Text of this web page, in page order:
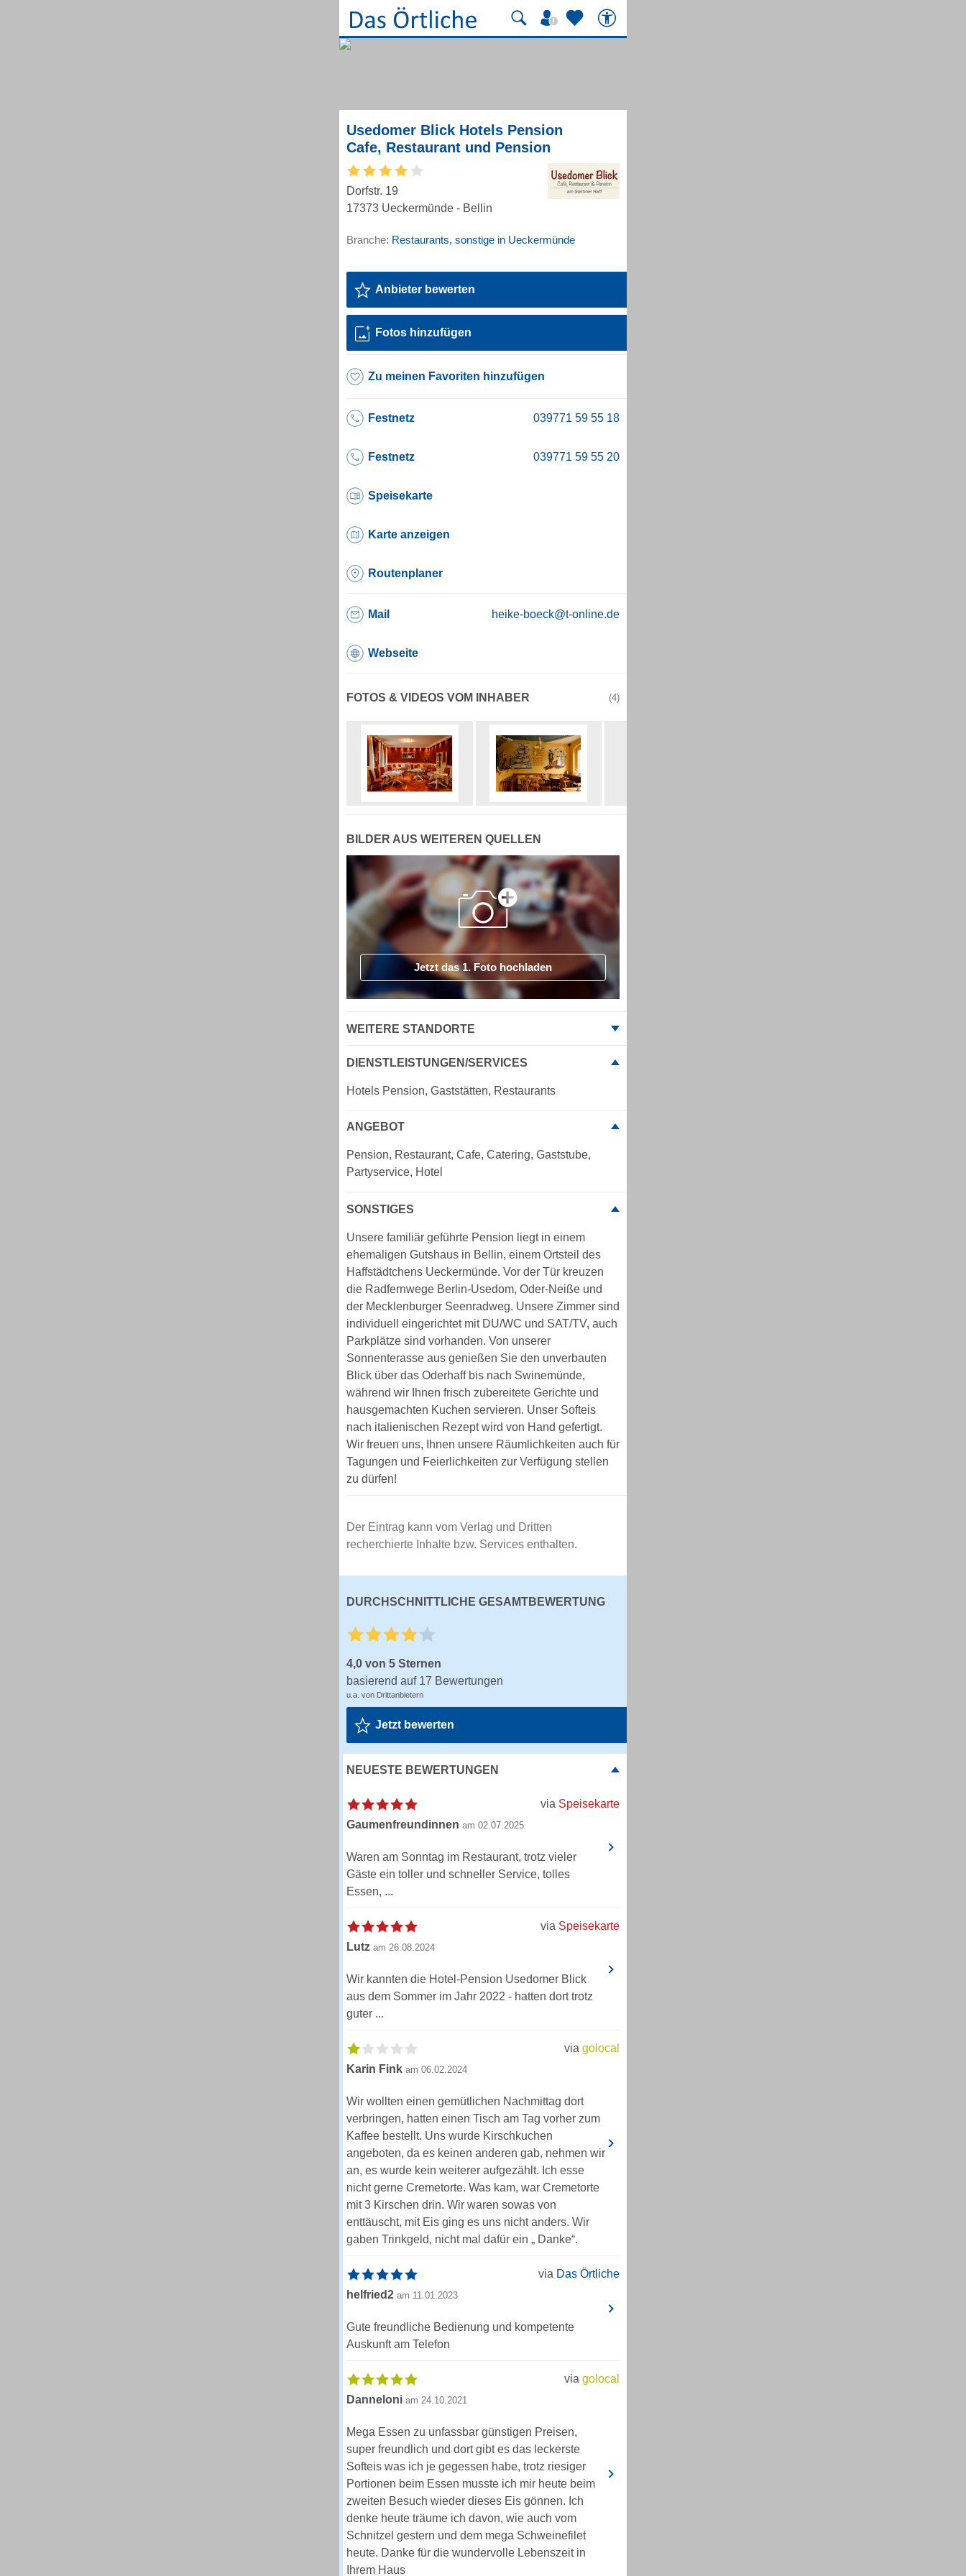
Usedomer Blick Hotels Pension
Cafe, Restaurant und Pension
Dorfstr. 19
17373 Ueckermünde - Bellin
Branche: Restaurants, sonstige in Ueckermünde
Anbieter bewerten
Fotos hinzufügen
Zu meinen Favoriten hinzufügen
Festnetz
Festnetz
Speisekarte
Karte anzeigen
Routenplaner
Mail heike-boeck@t-online.de
Webseite
FOTOS & VIDEOS VOM INHABER (4)
BILDER AUS WEITEREN QUELLEN
Jetzt das 1. Foto hochladen
WEITERE STANDORTE
DIENSTLEISTUNGEN/SERVICES
Hotels Pension, Gaststätten, Restaurants
ANGEBOT
Pension, Restaurant, Cafe, Catering, Gaststube,
Partyservice, Hotel
SONSTIGES
Unsere familiär geführte Pension liegt in einem
ehemaligen Gutshaus in Bellin, einem Ortsteil des
Haffstädtchens Ueckermünde. Vor der Tür kreuzen
die Radfernwege Berlin-Usedom, Oder-Neiße und
der Mecklenburger Seenradweg. Unsere Zimmer sind
individuell eingerichtet mit DU/WC und SAT/TV, auch
Parkplätze sind vorhanden. Von unserer
Sonnenterasse aus genießen Sie den unverbauten
Blick über das Oderhaff bis nach Swinemünde,
während wir Ihnen frisch zubereitete Gerichte und
hausgemachten Kuchen servieren. Unser Softeis
nach italienischen Rezept wird von Hand gefertigt.
Wir freuen uns, Ihnen unsere Räumlichkeiten auch für
Tagungen und Feierlichkeiten zur Verfügung stellen
zu dürfen!
Der Eintrag kann vom Verlag und Dritten
recherchierte Inhalte bzw. Services enthalten.
DURCHSCHNITTLICHE GESAMTBEWERTUNG
4,0 von 5 Sternen
basierend auf 17 Bewertungen
u.a. von Drittanbietern
Jetzt bewerten
NEUESTE BEWERTUNGEN
via Speisekarte
Gaumenfreundinnen am 02.07.2025
Waren am Sonntag im Restaurant, trotz vieler
Gäste ein toller und schneller Service, tolles
Essen, ...
via Speisekarte
Lutz am 26.08.2024
Wir kannten die Hotel-Pension Usedomer Blick
aus dem Sommer im Jahr 2022 - hatten dort trotz
guter ...
via golocal
Karin Fink am 06.02.2024
Wir wollten einen gemütlichen Nachmittag dort
verbringen, hatten einen Tisch am Tag vorher zum
Kaffee bestellt. Uns wurde Kirschkuchen
angeboten, da es keinen anderen gab, nehmen wir
an, es wurde kein weiterer aufgezählt. Ich esse
nicht gerne Cremetorte. Was kam, war Cremetorte
mit 3 Kirschen drin. Wir waren sowas von
enttäuscht, mit Eis ging es uns nicht anders. Wir
gaben Trinkgeld, nicht mal dafür ein „ Danke“.
via Das Örtliche
helfried2 am 11.01.2023
Gute freundliche Bedienung und kompetente
Auskunft am Telefon
via golocal
Danneloni am 24.10.2021
Mega Essen zu unfassbar günstigen Preisen,
super freundlich und dort gibt es das leckerste
Softeis was ich je gegessen habe, trotz riesiger
Portionen beim Essen musste ich mir heute beim
zweiten Besuch wieder dieses Eis gönnen. Ich
denke heute träume ich davon, wie auch vom
Schnitzel gestern und dem mega Schweinefilet
heute. Danke für die wundervolle Lebenszeit in
Ihrem Haus